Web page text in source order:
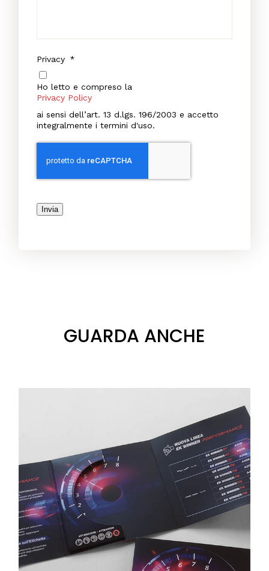
Privacy *
Ho letto e compreso la
Privacy Policy
ai sensi dell’art. 13 d.lgs. 196/2003 e accetto
integralmente i termini d'uso.
Invia
GUARDA ANCHE